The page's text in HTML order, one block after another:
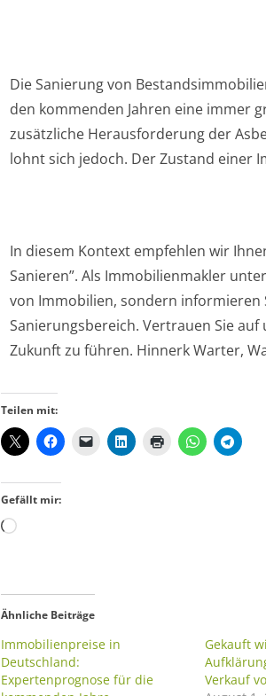
Die Sanierung von
den kommenden Jahren eine immer
zusätzliche Herausforderung der
lohnt sich jedoch. Der Zustand einer
In diesem Kontext empfehlen wir
Sanieren”. Als Immobilienmakler
von Immobilien, sondern informieren
Sanierungsbereich. Vertrauen Sie
Zukunft zu führen. Hinnerk Warter,
Teilen mit:
Gefällt mir:
Ähnliche Beiträge
Immobilienpreise in
Deutschland:
Expertenprognose für die
Gekauft
Verkauf